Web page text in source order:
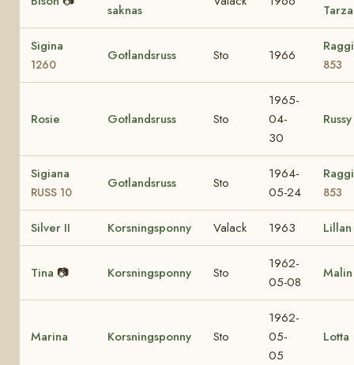
saknas
Sigina
1260
Gotlandsruss Sto 1966
853
Rosie Gotlandsruss Sto
1965-
04-
30
Russy
Sigiana
RUSS 10
Gotlandsruss Sto
1964-
05-24
853
Silver II Korsningsponny Valack 1963 Lillan
Tina 📷 Korsningsponny Sto
1962-
05-08
Malin
Marina Korsningsponny Sto
1962-
05-
05
Lotta